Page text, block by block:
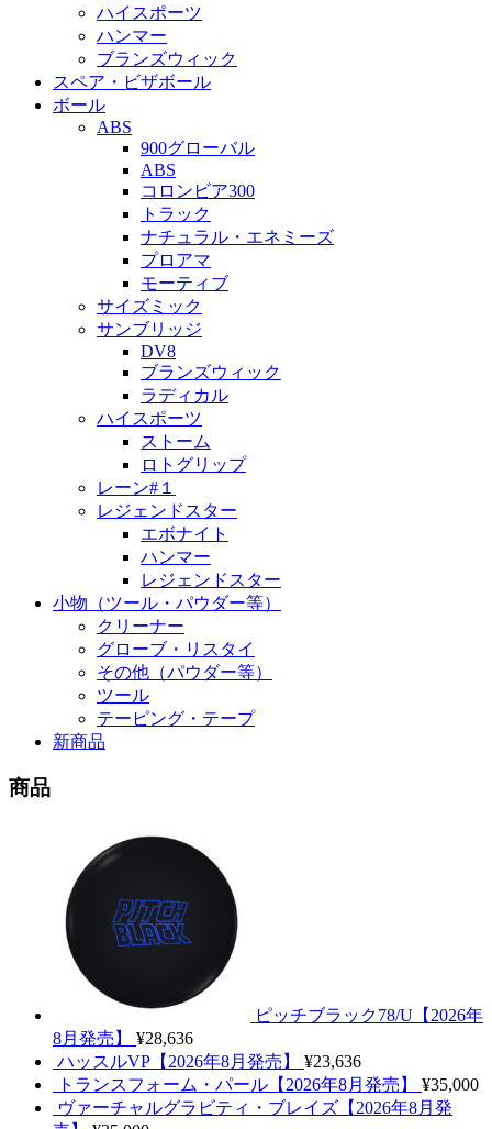
ハイスポーツ
ハンマー
ブランズウィック
スペア・ビザボール
ボール
ABS
900グローバル
ABS
コロンビア300
トラック
ナチュラル・エネミーズ
プロアマ
モーティブ
サイズミック
サンブリッジ
DV8
ブランズウィック
ラディカル
ハイスポーツ
ストーム
ロトグリップ
レーン#１
レジェンドスター
エボナイト
ハンマー
レジェンドスター
小物（ツール・パウダー等）
クリーナー
グローブ・リスタイ
その他（パウダー等）
ツール
テーピング・テープ
新商品
商品
ピッチブラック78/U【2026年
8月発売】
¥28,636
ハッスルVP【2026年8月発売】
¥23,636
トランスフォーム・パール【2026年8月発売】
¥35,000
ヴァーチャルグラビティ・ブレイズ【2026年8月発